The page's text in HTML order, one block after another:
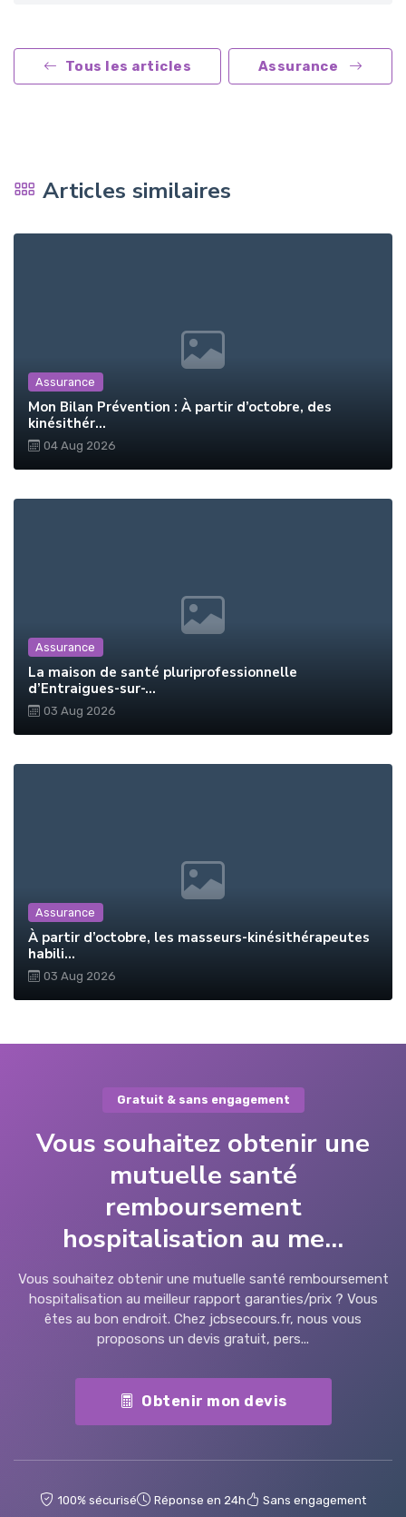
Tous les articles Assurance
Articles similaires
Assurance
Mon Bilan Prévention : À partir d’octobre, des
kinésithér...
04 Aug 2026
Assurance
La maison de santé pluriprofessionnelle
d’Entraigues-sur-...
03 Aug 2026
Assurance
À partir d’octobre, les masseurs-kinésithérapeutes
habili...
03 Aug 2026
Gratuit & sans engagement
Vous souhaitez obtenir une
mutuelle santé
remboursement
hospitalisation au me...
Vous souhaitez obtenir une mutuelle santé remboursement
hospitalisation au meilleur rapport garanties/prix ? Vous
êtes au bon endroit. Chez jcbsecours.fr, nous vous
proposons un devis gratuit, pers...
Obtenir mon devis
100% sécurisé Réponse en 24h Sans engagement